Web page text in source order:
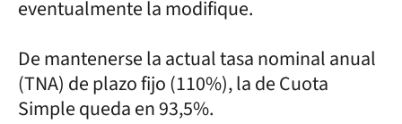
eventualmente la modifique.
De mantenerse la actual tasa nominal anual
(TNA) de plazo fijo (110%), la de Cuota
Simple queda en 93,5%.